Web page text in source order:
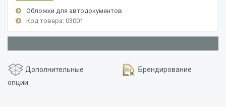
Обложки для автодокументов
Код товара: 03001
Дополнительные
опции
Брендирование